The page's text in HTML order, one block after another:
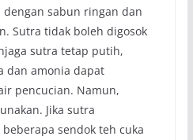
sabun ringan dan
Sutra tidak boleh digosok
sutra tetap putih,
dan amonia dapat
pencucian. Namun,
Jika sutra
sendok teh cuka